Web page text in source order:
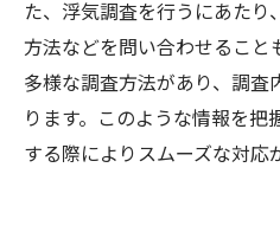
た、浮気調査を行うにあた
方法などを問い合わせること
多様な調査方法があり、調査
ります。このような情報を
する際によりスムーズな対応